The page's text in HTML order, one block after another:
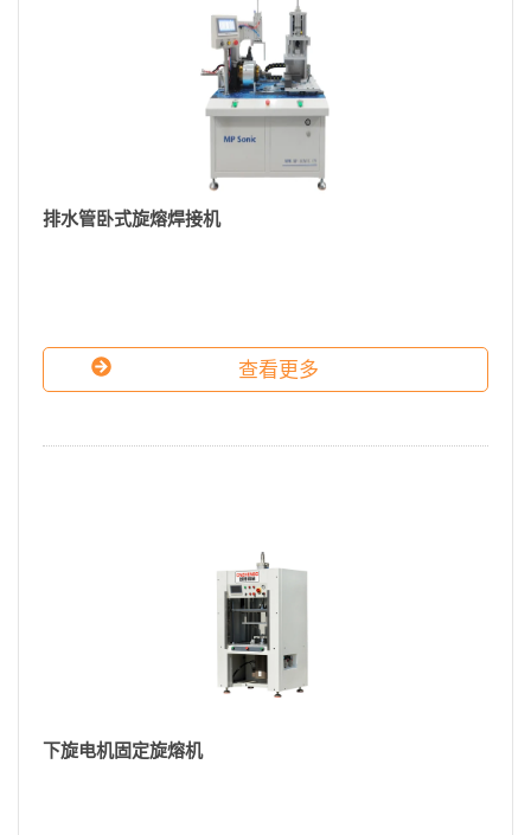
排水管卧式旋熔焊接机
查看更多
下旋电机固定旋熔机